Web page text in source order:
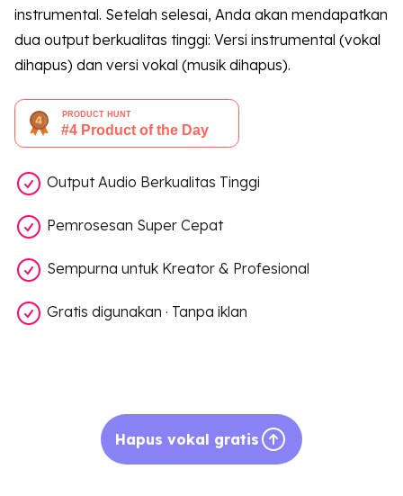
instrumental. Setelah selesai, Anda akan mendapatkan
dua output berkualitas tinggi: Versi instrumental (vokal
dihapus) dan versi vokal (musik dihapus).
Output Audio Berkualitas Tinggi
Pemrosesan Super Cepat
Sempurna untuk Kreator & Profesional
Gratis digunakan · Tanpa iklan
Hapus vokal gratis